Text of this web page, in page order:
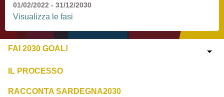
01/02/2022 - 31/12/2030
Visualizza le fasi
FAI 2030 GOAL!
IL PROCESSO
RACCONTA SARDEGNA2030